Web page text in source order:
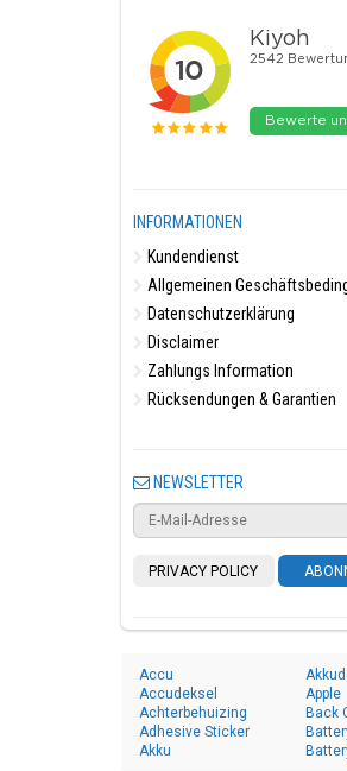
INFORMATIONEN
Kundendienst
Allgemeinen
Datenschutzerklärung
Disclaimer
Zahlungs Information
Rücksendungen & Garantien
NEWSLETTER
PRIVACY POLICY
Accu
Accudeksel
Achterbehuizing
Adhesive Sticker
Akku
Apple
Back